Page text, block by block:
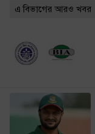
এ বিভাগের আরও খবর